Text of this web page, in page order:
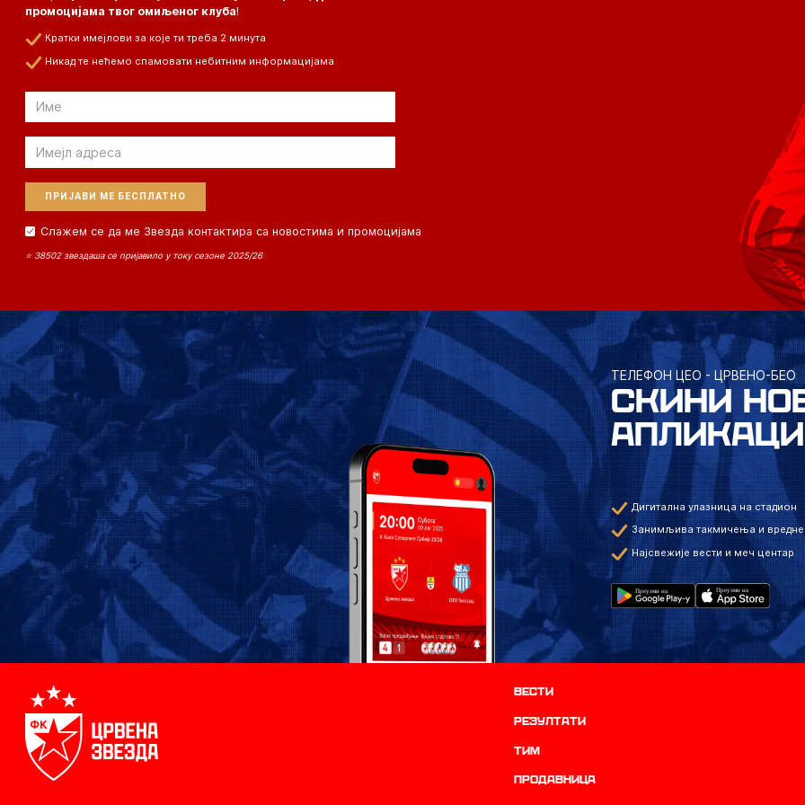
промоцијама твог омиљеног клуба!
Кратки имејлови за које ти треба 2 минута
Никад те нећемо спамовати небитним информацијама
Email
Email
Слажем се да ме Звезда контактира са новостима и промоцијама
⭐ 38502 звездаша се пријавило у току сезоне 2025/26
ТЕЛЕФОН ЦЕО - ЦРВЕНО-БЕО
СКИНИ
Дигитална улазница на стадион
Занимљива такмичења и вредне
Најсвежије вести и меч центар
Вести
резултати
ТИМ
продавница